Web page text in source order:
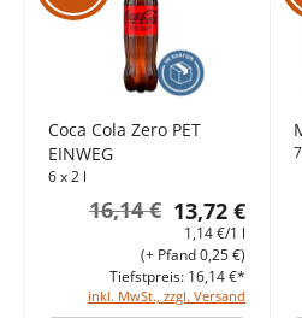
Coca Cola Zero PET
EINWEG
6 x 2 l
13,72 €
16,14 €
1,14 €/1 l
inkl. MwSt., zzgl. Versand
(+ Pfand 0,25 €)
Tiefstpreis: 16,14 €*